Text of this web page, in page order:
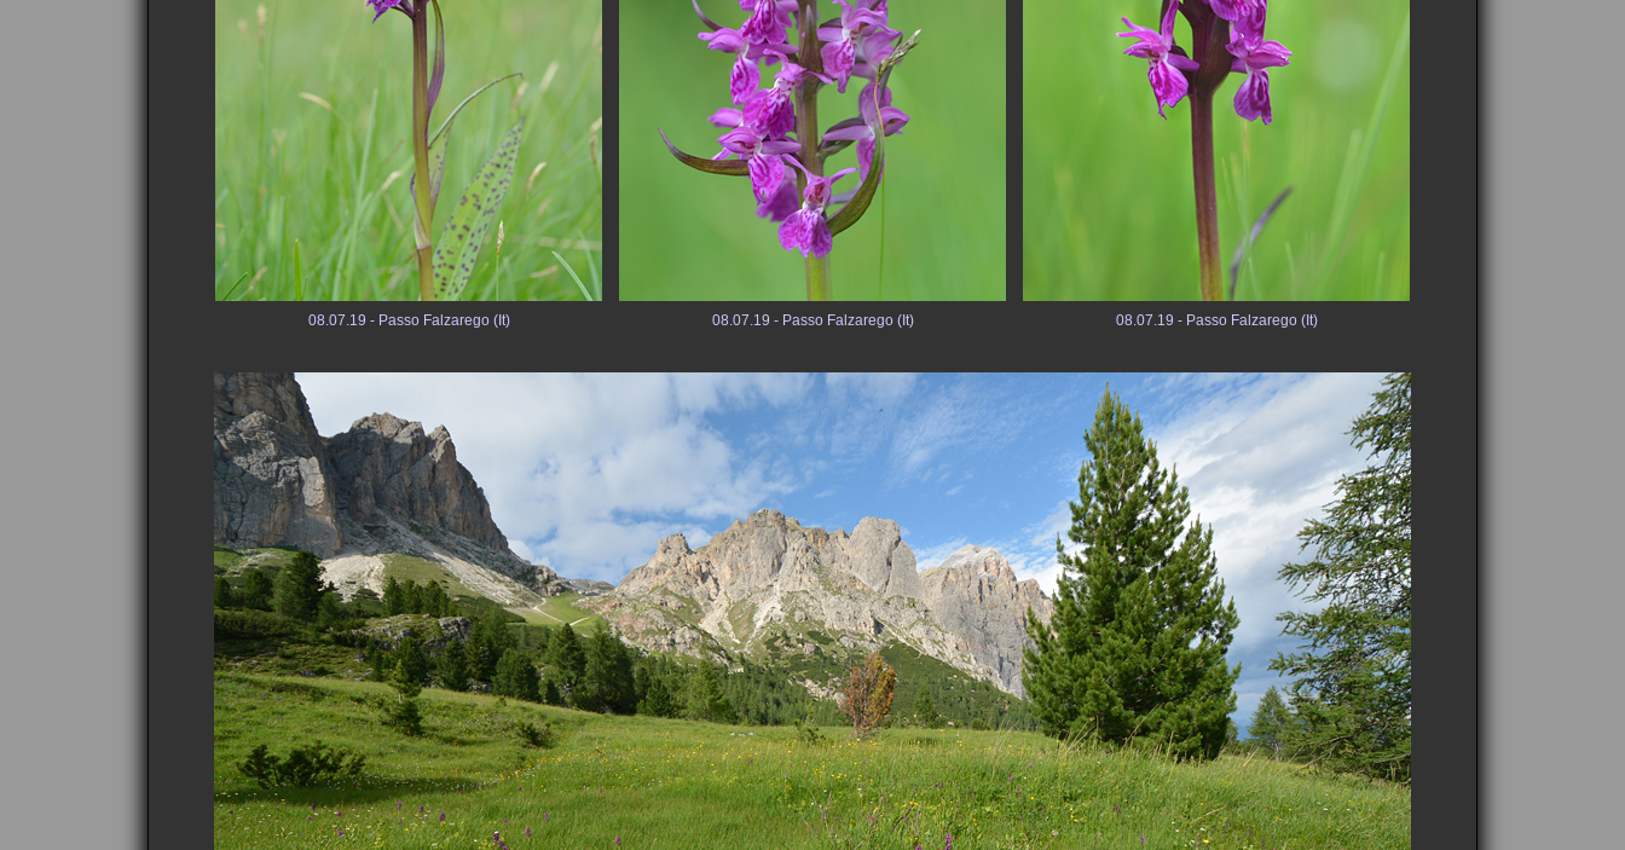
08.07.19 - Passo Falzarego (It) 08.07.19 - Passo Falzarego (It) 08.07.19 - Passo Falzarego (It)